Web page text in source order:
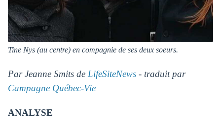
Tine Nys (au centre) en compagnie de ses deux soeurs.
Par Jeanne Smits de LifeSiteNews- traduit par
Campagne Québec-Vie
ANALYSE